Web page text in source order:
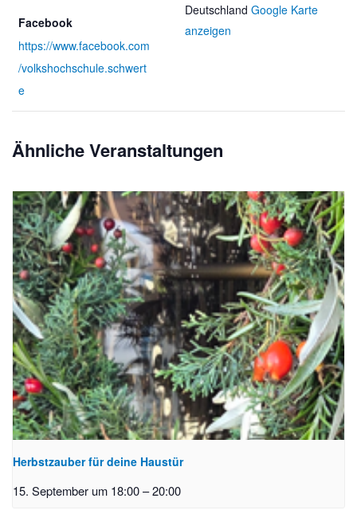
Deutschland Google Karte
anzeigen
Facebook
https://www.facebook.com
/volkshochschule.schwert
e
Ähnliche Veranstaltungen
Herbstzauber für deine Haustür
15. September um 18:00–20:00